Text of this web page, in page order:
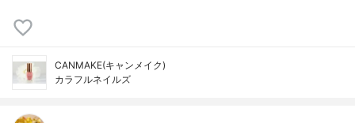
CANMAKE(キャンメイク)
カラフルネイルズ